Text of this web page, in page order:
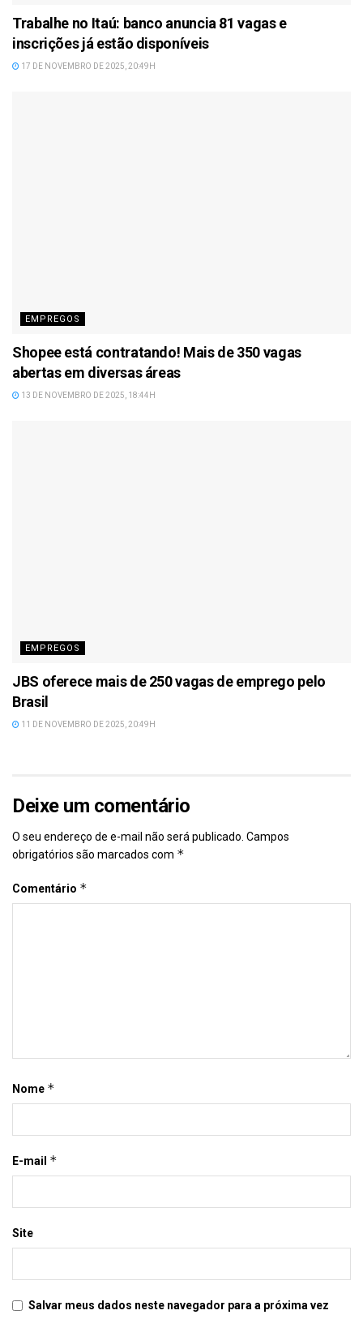
Trabalhe no Itaú: banco anuncia 81 vagas e
inscrições já estão disponíveis
17 DE NOVEMBRO DE 2025, 20:49H
EMPREGOS
Shopee está contratando! Mais de 350 vagas
abertas em diversas áreas
13 DE NOVEMBRO DE 2025, 18:44H
EMPREGOS
JBS oferece mais de 250 vagas de emprego pelo
Brasil
11 DE NOVEMBRO DE 2025, 20:49H
Deixe um comentário
O seu endereço de e-mail não será publicado. Campos
obrigatórios são marcados com *
Comentário *
Nome *
E-mail *
Site
Salvar meus dados neste navegador para a próxima vez